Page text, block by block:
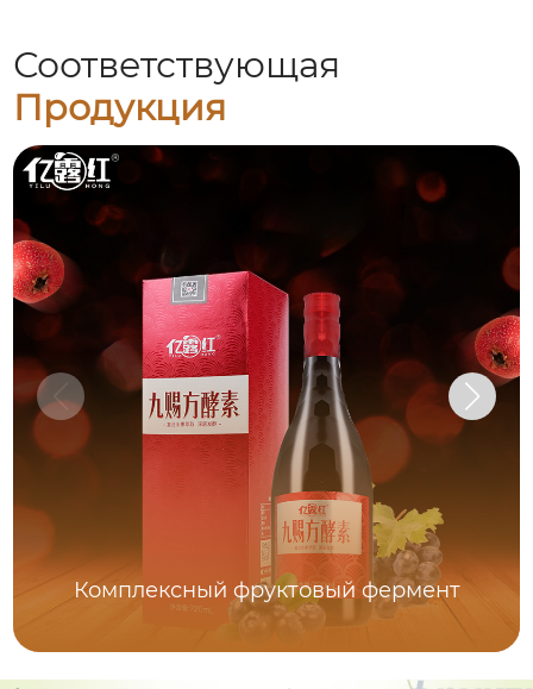
Соответствующая
Продукция
Комплексный фруктовый фермент